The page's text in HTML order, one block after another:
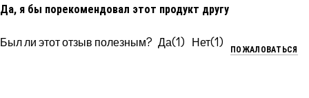
Да, я бы порекомендовал этот продукт другу
Был ли этот отзыв полезным? 1 1
ПОЖАЛОВАТЬСЯ